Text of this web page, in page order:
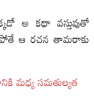
అ కథా వస్తువుతో
ఆ రచన తామరాకు
మధ్య సమతుల్యత